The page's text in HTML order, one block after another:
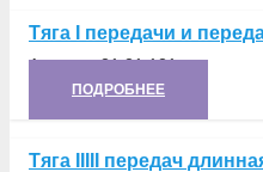
Тяга I передачи и
Артикул:21.21.121
ПОДРОБНЕЕ
Тяга IIIII передач